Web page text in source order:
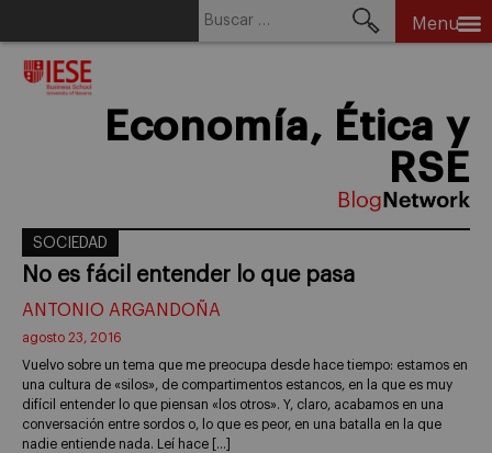
Menu
Economía, Ética y
RSE
SOCIEDAD
No es fácil entender lo que pasa
ANTONIO ARGANDOÑA
agosto 23, 2016
Vuelvo sobre un tema que me preocupa desde hace tiempo: estamos en
una cultura de «silos», de compartimentos estancos, en la que es muy
difícil entender lo que piensan «los otros». Y, claro, acabamos en una
conversación entre sordos o, lo que es peor, en una batalla en la que
nadie entiende nada. Leí hace […]